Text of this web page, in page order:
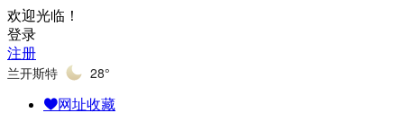
欢迎光临！
登录
注册
兰开斯特 28°
网址收藏